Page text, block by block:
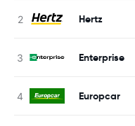
Hertz
Enterprise
Europcar